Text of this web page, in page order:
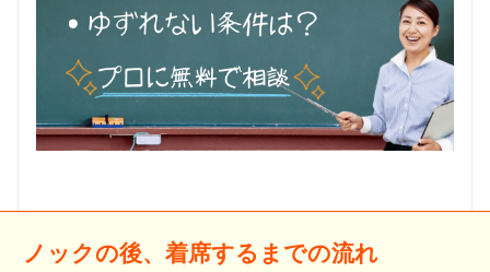
ノックの後、着席するまでの流れ